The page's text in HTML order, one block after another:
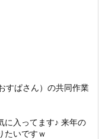
すぱさん）の共同作業
に入ってます♪ 来年の
たいですｗ